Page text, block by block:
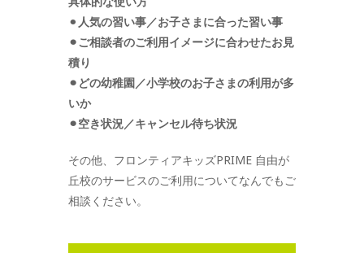
⚫︎ 人気の習い事／お子さまに合った習い事
⚫︎ご相談者のご利用イメージに合わせたお見
積り
⚫︎どの幼稚園／小学校のお子さまの利用が多
いか
⚫︎空き状況／キャンセル待ち状況
その他、フロンティアキッズPRIME 自由が
丘校のサービスのご利用についてなんでもご
相談ください。